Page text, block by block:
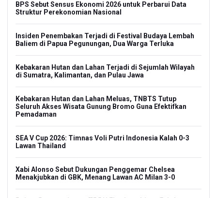
BPS Sebut Sensus Ekonomi 2026 untuk Perbarui Data
Struktur Perekonomian Nasional
Insiden Penembakan Terjadi di Festival Budaya Lembah
Baliem di Papua Pegunungan, Dua Warga Terluka
Kebakaran Hutan dan Lahan Terjadi di Sejumlah Wilayah
di Sumatra, Kalimantan, dan Pulau Jawa
Kebakaran Hutan dan Lahan Meluas, TNBTS Tutup
Seluruh Akses Wisata Gunung Bromo Guna Efektifkan
Pemadaman
SEA V Cup 2026: Timnas Voli Putri Indonesia Kalah 0-3
Lawan Thailand
Xabi Alonso Sebut Dukungan Penggemar Chelsea
Menakjubkan di GBK, Menang Lawan AC Milan 3-0